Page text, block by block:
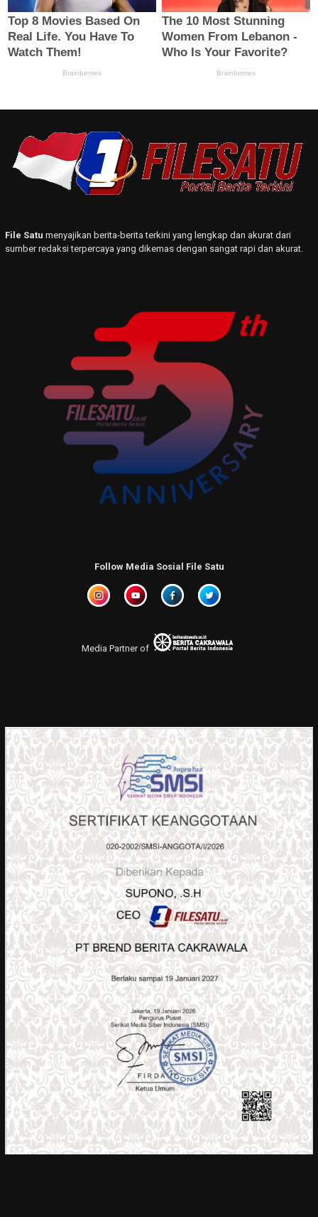
File Satu menyajikan berita-berita terkini yang lengkap dan akurat dari
sumber redaksi terpercaya yang dikemas dengan sangat rapi dan akurat.
Follow Media Sosial File Satu
Media Partner of